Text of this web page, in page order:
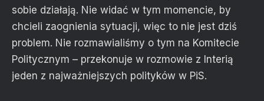
sobie działają. Nie widać w tym momencie, by
chcieli zaognienia sytuacji, więc to nie jest dziś
problem. Nie rozmawialiśmy o tym na Komitecie
Politycznym – przekonuje w rozmowie z Interią
jeden z najważniejszych polityków w PiS.